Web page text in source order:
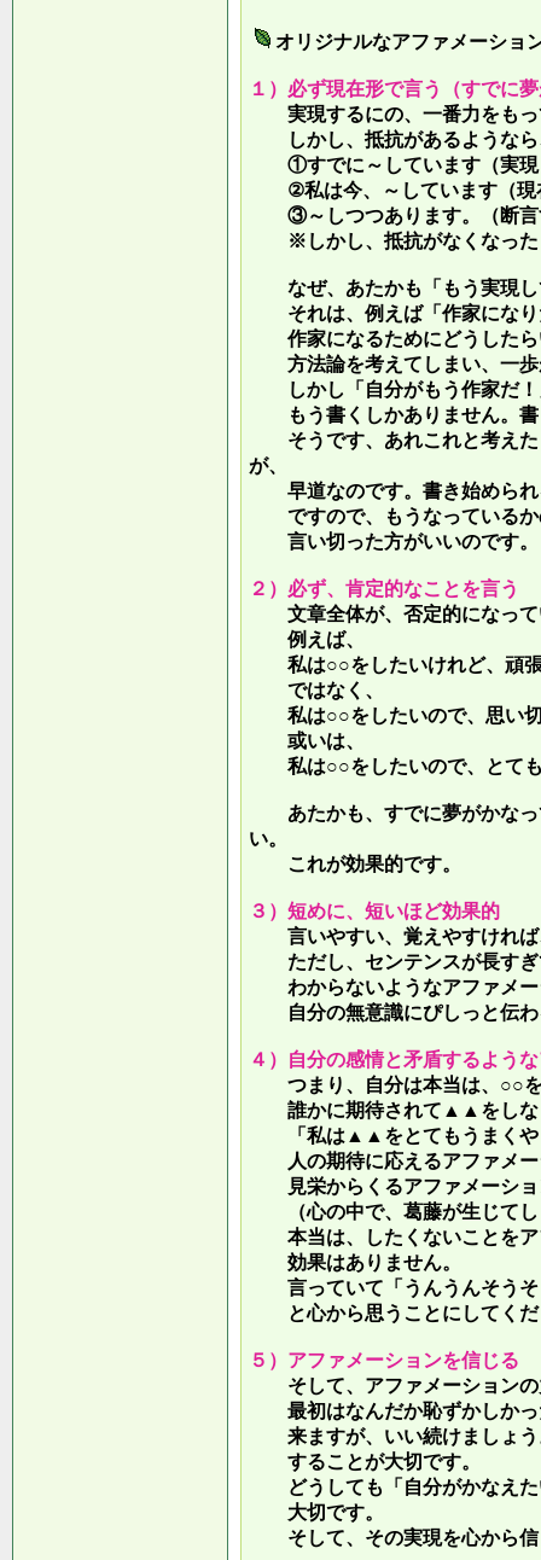
オリジナルなアファメーショ
１）必ず現在形で言う（すでに
実現するにの、一番力をもっ
しかし、抵抗があるような
①すでに～しています（実現
②私は今、～しています（現
③～しつつあります。（断言
※しかし、抵抗がなくなった
なぜ、あたかも「もう実現し
それは、例えば「作家になり
作家になるためにどうしたら
方法論を考えてしまい、一歩
しかし「自分がもう作家だ！
もう書くしかありません。書
そうです、あれこれと考えた
が、
早道なのです。書き始められ
ですので、もうなっているか
言い切った方がいいのです。
２）必ず、肯定的なことを言う
文章全体が、否定的になっ
例えば、
私は○○をしたいけれど、頑張
ではなく、
私は○○をしたいので、思い切
或いは、
私は○○をしたいので、とても
あたかも、すでに夢がかなっ
い。
これが効果的です。
３）短めに、短いほど効果的
言いやすい、覚えやすければ
ただし、センテンスが長すぎ
わからないようなアファメー
自分の無意識にぴしっと伝わ
４）自分の感情と矛盾するよう
つまり、自分は本当は、○○を
誰かに期待されて▲▲をしな
「私は▲▲をとてもうまくや
人の期待に応えるアファメ
見栄からくるアファメーショ
（心の中で、葛藤が生じてし
本当は、したくないことをア
効果はありません。
言っていて 「うんうんそう
と心から思うことにしてくだ
５）アファメーションを信じる
そして、アファメーションの
最初はなんだか恥ずかしかっ
来ますが、いい続けましょう
することが大切です。
どうしても「自分がかなえた
大切です。
そして、その実現を心から信